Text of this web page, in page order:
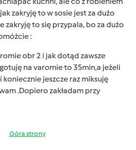
zakryję to w sosie jest za dużo
zakryję to się przypala, bo za dużo
:
obr 2 i jak dotąd zawsze
na varomie to 35min,a jeżeli
koniecznie jeszcze raz miksuję
.Dopiero zakładam przy
Góra strony